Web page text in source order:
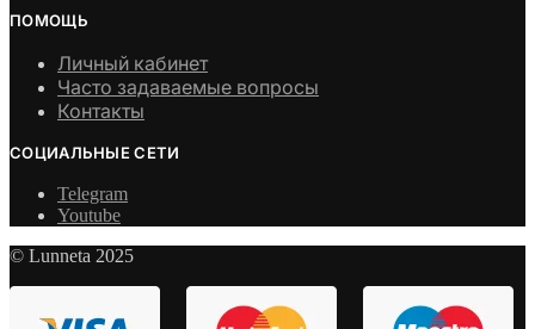
ПОМОЩЬ
Личный кабинет
Часто задаваемые вопросы
Контакты
СОЦИАЛЬНЫЕ СЕТИ
Telegram
Youtube
© Lunneta 2025